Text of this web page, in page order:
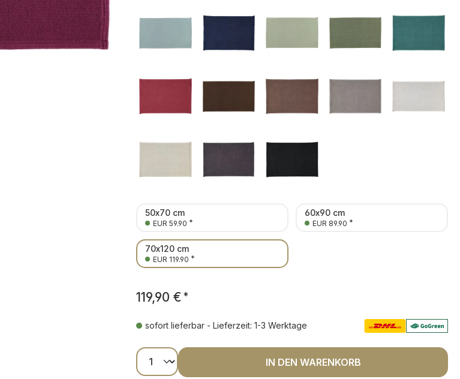
50x70 cm
EUR 59.90 *
60x90 cm
EUR 89.90 *
70x120 cm
EUR 119.90 *
119,90 € *
sofort lieferbar - Lieferzeit: 1-3 Werktage
Produkt Anzahl: Gib den gewünschten Wert
IN DEN WARENKORB